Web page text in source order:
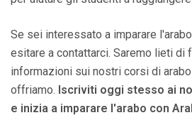
Se sei interessato a imparare
esitare a contattarci. Saremo lieti di
informazioni sui nostri corsi di
offriamo. Iscriviti oggi stesso ai
e inizia a imparare l'arabo con